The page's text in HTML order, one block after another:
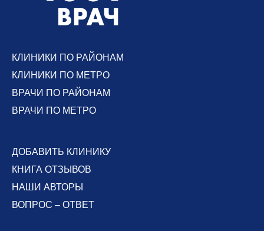
КЛИНИКИ ПО РАЙОНАМ
КЛИНИКИ ПО МЕТРО
ВРАЧИ ПО РАЙОНАМ
ВРАЧИ ПО МЕТРО
ДОБАВИТЬ КЛИНИКУ
КНИГА ОТЗЫВОВ
НАШИ АВТОРЫ
ВОПРОС – ОТВЕТ